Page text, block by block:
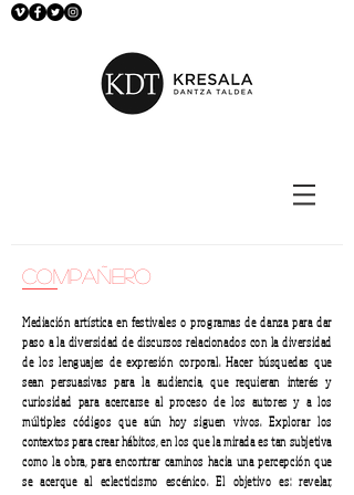
compañero
Mediación artística en festivales o programas de danza para dar
paso a la diversidad de discursos relacionados con la diversidad
de los lenguajes de expresión corporal. Hacer búsquedas que
sean persuasivas para la audiencia, que requieran interés y
curiosidad para acercarse al proceso de los autores y a los
múltiples códigos que aún hoy siguen vivos. Explorar los
contextos para crear hábitos, en los que la mirada es tan subjetiva
como la obra, para encontrar caminos hacia una percepción que
se acerque al eclecticismo escénico. El objetivo es: revelar,